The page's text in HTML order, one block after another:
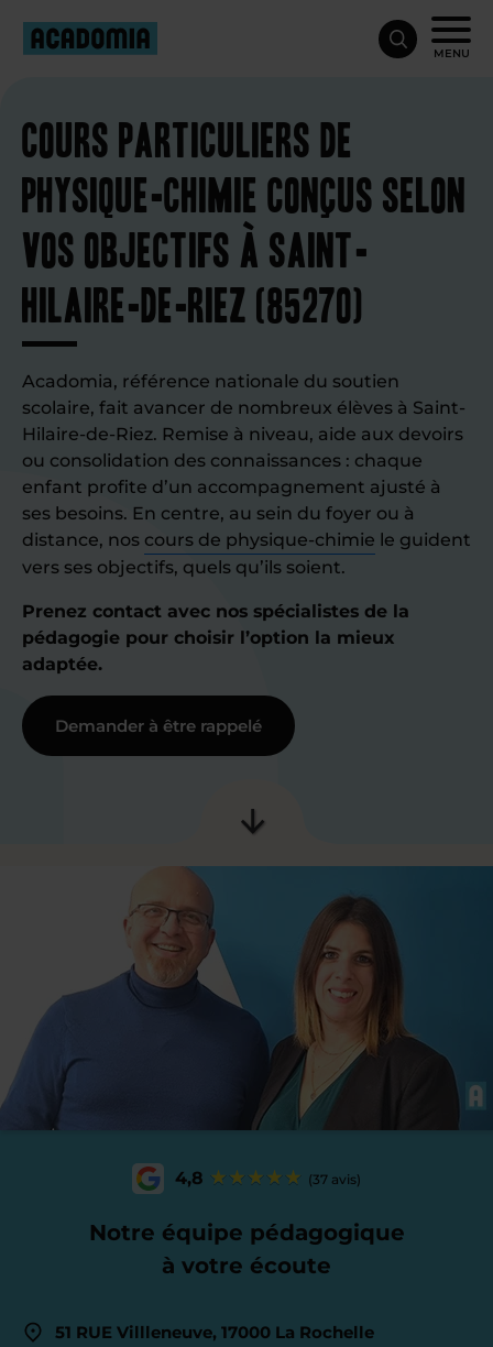
MENU
Cours particuliers de
physique-chimie conçus selon
vos objectifs à Saint-
Hilaire-de-Riez (85270)
Acadomia, référence nationale du soutien
scolaire, fait avancer de nombreux élèves à Saint-
Hilaire-de-Riez. Remise à niveau, aide aux devoirs
ou consolidation des connaissances : chaque
enfant profite d’un accompagnement ajusté à
ses besoins. En centre, au sein du foyer ou à
distance, nos cours de physique-chimie le guident
vers ses objectifs, quels qu’ils soient.
Prenez contact avec nos spécialistes de la
pédagogie pour choisir l’option la mieux
adaptée.
Demander à être rappelé
4,8 (37 avis)
Notre équipe pédagogique
à votre écoute
51 RUE Villleneuve, 17000 La Rochelle